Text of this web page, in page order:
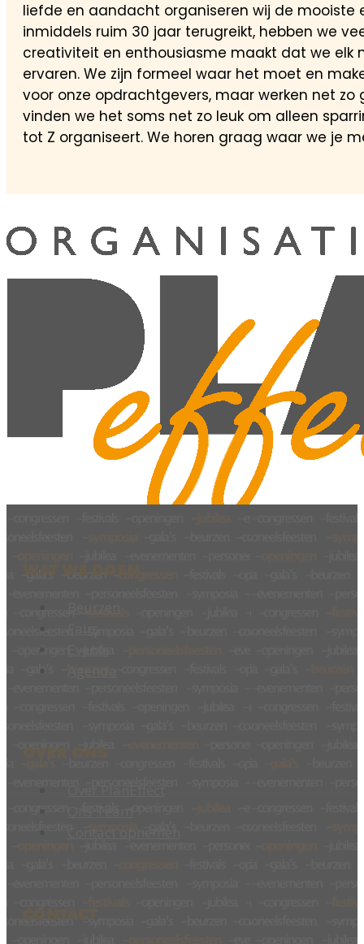
liefde en aandacht organiseren wij de
inmiddels ruim 30 jaar terugreikt, hebben we
creativiteit en enthousiasme maakt dat we elk
ervaren. We zijn formeel waar het moet en
voor onze opdrachtgevers, maar werken net
vinden we het soms net zo leuk om alleen
tot Z organiseert. We horen graag waar we je
WAT WE DOEN
CONTACT